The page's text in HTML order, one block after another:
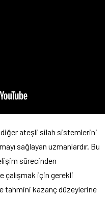
ateşli silah sistemlerini
sağlayan uzmanlardır. Bu
sürecinden
çalışmak için gerekli
tahmini kazanç düzeylerine